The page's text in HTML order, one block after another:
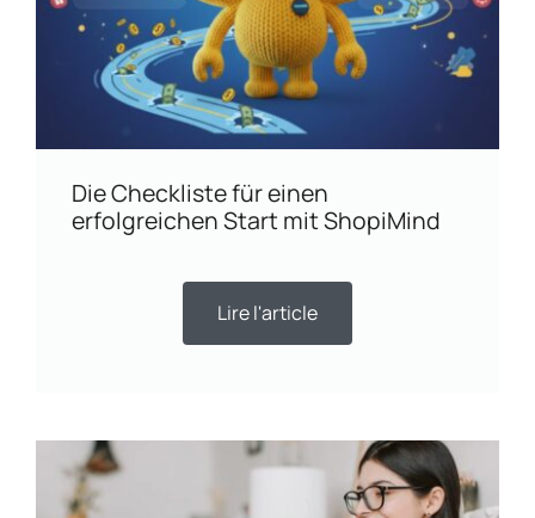
Die Checkliste für einen
erfolgreichen Start mit ShopiMind
Lire l'article